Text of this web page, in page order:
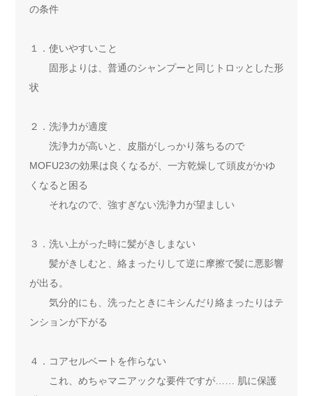
の条件
１．使いやすいこと
固形よりは、普通のシャンプーと同じトロッとした形
状
２．洗浄力が適度
洗浄力が高いと、皮脂がしっかり落ちるので
MOFU23の効果は良くなるが、一方乾燥して頭皮がかゆ
くなると困る
それなので、強すぎない洗浄力が望ましい
３．洗い上がった時に髪がきしまない
髪がきしむと、絡まったりして逆に摩擦で髪に悪影響
が出る。
気分的にも、洗ったときにキシんだり絡まったりはテ
ンションが下がる
４．コアセルベートを作らない
これ、めちゃマニアックな要件ですが…… 肌に保護